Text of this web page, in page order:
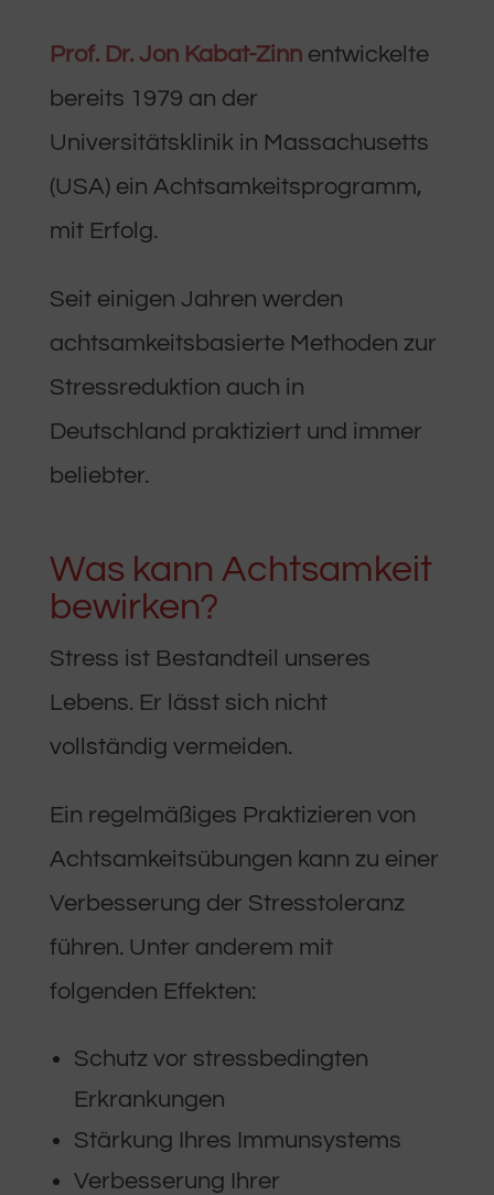
Prof. Dr. Jon Kabat-Zinnentwickelte
bereits 1979 an der
Universitätsklinik in Massachusetts
(USA) ein Achtsamkeitsprogramm,
mit Erfolg.
Seit einigen Jahren werden
achtsamkeitsbasierte Methoden zur
Stressreduktion auch in
Deutschland praktiziert und immer
beliebter.
Was kann Achtsamkeit
bewirken?
Stress ist Bestandteil unseres
Lebens. Er lässt sich nicht
vollständig vermeiden.
Ein regelmäßiges Praktizieren von
Achtsamkeitsübungen kann zu einer
Verbesserung der Stresstoleranz
führen. Unter anderem mit
folgenden Effekten:
Schutz vor stressbedingten
Erkrankungen
Stärkung Ihres Immunsystems
Verbesserung Ihrer